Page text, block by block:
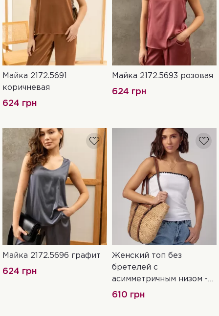
S-M L-XL XXL-3XL
Майка 2172.5691
коричневая
624 грн
S-M L-XL XXL-3XL
Майка 2172.5693 розовая
624 грн
S-M L-XL XXL-3XL
Майка 2172.5696 графит
624 грн
S M L
Женский топ без
бретелей с
асимметричным низом -
241022 белый
610 грн